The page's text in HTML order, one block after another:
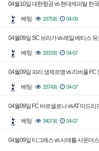
04월10일 대한항공 vs 현대캐피탈 한
베팅 1875회 04-09
04월09일 SC 브라가 vs 레알 베티스
베팅 3333회 04-07
04월09일 파리 생제르맹 vs 리버풀
베팅 3374회 04-07
04월09일 FC 바르셀로나 vs AT 마드
베팅 3407회 04-07
04월09일 티그레스 vs 시애틀 사운더